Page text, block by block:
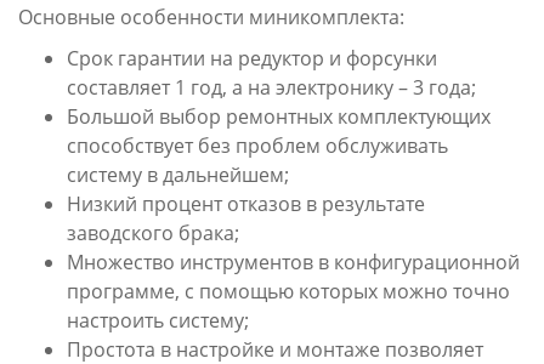
Основные особенности миникомплекта:
Срок гарантии на редуктор и форсунки
составляет 1 год, а на электронику – 3 года;
Большой выбор ремонтных комплектующих
способствует без проблем обслуживать
систему в дальнейшем;
Низкий процент отказов в результате
заводского брака;
Множество инструментов в конфигурационной
программе, с помощью которых можно точно
настроить систему;
Простота в настройке и монтаже позволяет